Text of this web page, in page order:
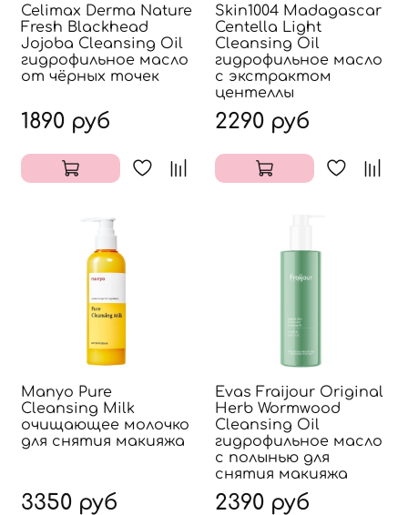
Celimax Derma Nature
Fresh Blackhead
Jojoba Cleansing Oil
гидрофильное масло
от чёрных точек
1890 руб
Skin1004 Madagascar
Centella Light
Cleansing Oil
гидрофильное масло
с экстрактом
центеллы
2290 руб
Manyo Pure
Cleansing Milk
очищающее молочко
для снятия макияжа
3350 руб
Evas Fraijour Original
Herb Wormwood
Cleansing Oil
гидрофильное масло
с полынью для
снятия макияжа
2390 руб